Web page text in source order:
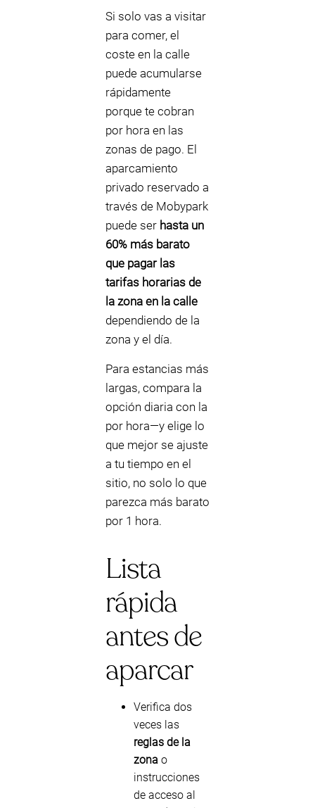
Si solo vas a visitar
para comer, el
coste en la calle
puede acumularse
rápidamente
porque te cobran
por hora en las
zonas de pago. El
aparcamiento
privado reservado a
través de Mobypark
puede ser hasta un
60% más barato
que pagar las
tarifas horarias de
la zona en la calle
dependiendo de la
zona y el día.
Para estancias más
largas, compara la
opción diaria con la
por hora—y elige lo
que mejor se ajuste
a tu tiempo en el
sitio, no solo lo que
parezca más barato
por 1 hora.
Lista
rápida
antes de
aparcar
Verifica dos
veces las
reglas de la
zona o
instrucciones
de acceso al